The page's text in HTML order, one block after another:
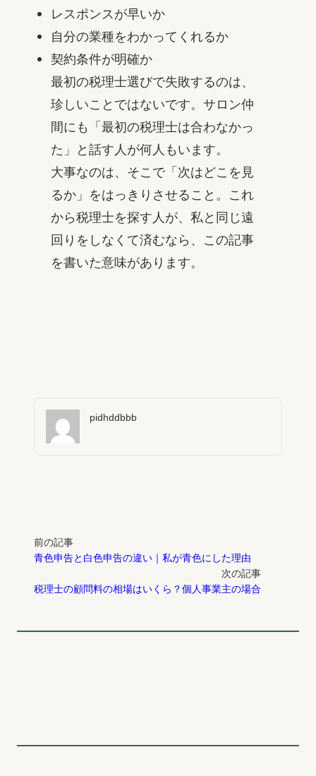
レスポンスが早いか
自分の業種をわかってくれるか
契約条件が明確か
最初の税理士選びで失敗するのは、
珍しいことではないです。サロン仲
間にも「最初の税理士は合わなかっ
た」と話す人が何人もいます。
大事なのは、そこで「次はどこを見
るか」をはっきりさせること。これ
から税理士を探す人が、私と同じ遠
回りをしなくて済むなら、この記事
を書いた意味があります。
pidhddbbb
前の記事
青色申告と白色申告の違い｜私が青色にした理由
次の記事
税理士の顧問料の相場はいくら？個人事業主の場合